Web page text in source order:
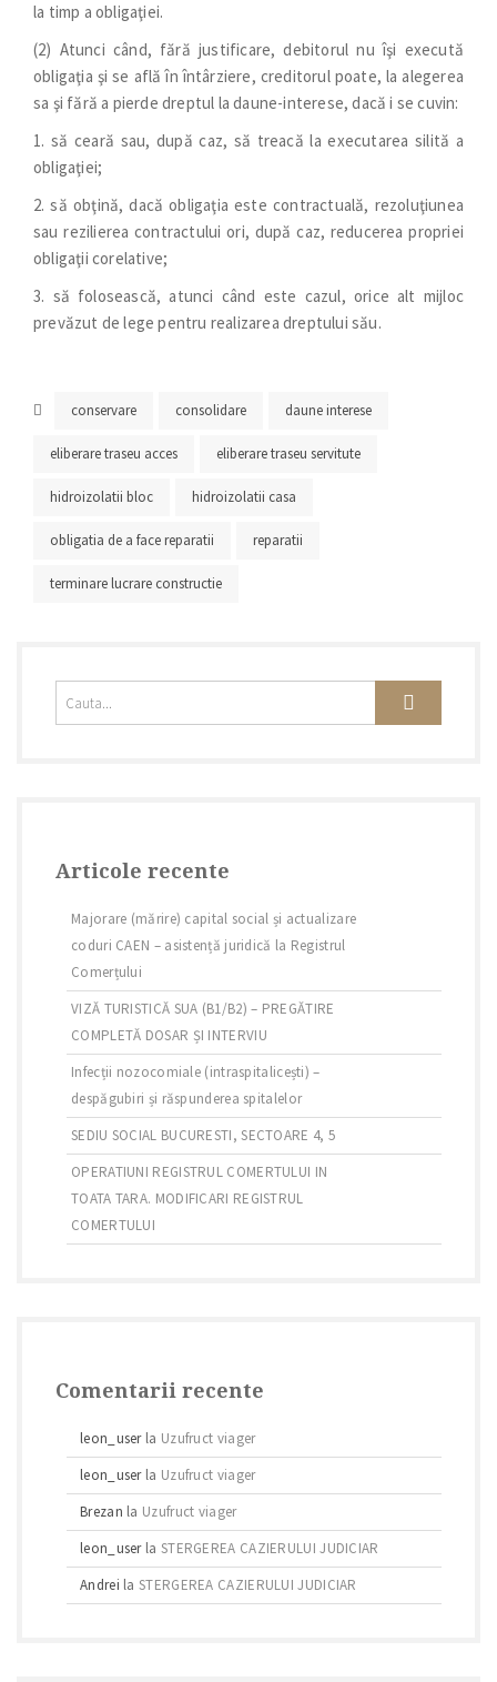
la timp a obligaţiei.
(2) Atunci când, fără justificare, debitorul nu îşi execută
obligaţia şi se află în întârziere, creditorul poate, la alegerea
sa şi fără a pierde dreptul la daune-interese, dacă i se cuvin:
1. să ceară sau, după caz, să treacă la executarea silită a
obligaţiei;
2. să obţină, dacă obligaţia este contractuală, rezoluţiunea
sau rezilierea contractului ori, după caz, reducerea propriei
obligaţii corelative;
3. să folosească, atunci când este cazul, orice alt mijloc
prevăzut de lege pentru realizarea dreptului său.
conservare consolidare daune interese
eliberare traseu acces eliberare traseu servitute
hidroizolatii bloc hidroizolatii casa
obligatia de a face reparatii reparatii
terminare lucrare constructie
Articole recente
Majorare (mărire) capital social și actualizare
coduri CAEN – asistență juridică la Registrul
Comerțului
VIZĂ TURISTICĂ SUA (B1/B2) – PREGĂTIRE
COMPLETĂ DOSAR ȘI INTERVIU
Infecții nozocomiale (intraspitalicești) –
despăgubiri și răspunderea spitalelor
SEDIU SOCIAL BUCURESTI, SECTOARE 4, 5
OPERATIUNI REGISTRUL COMERTULUI IN
TOATA TARA. MODIFICARI REGISTRUL
COMERTULUI
Comentarii recente
leon_userla Uzufruct viager
leon_userla Uzufruct viager
Brezan la Uzufruct viager
leon_userla STERGEREA CAZIERULUI JUDICIAR
Andrei laSTERGEREA CAZIERULUI JUDICIAR